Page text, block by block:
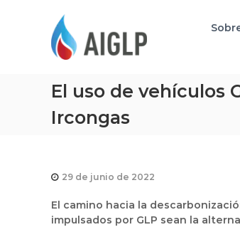
El uso de vehículos
Ircongas
29 de junio de 2022
El camino hacia la
impulsados por GLP sean la